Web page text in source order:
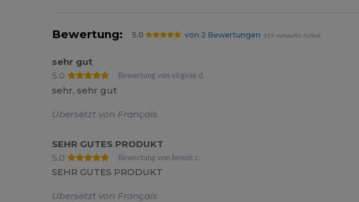
Bewertung: 5.0 von 2 Bewertungen 619 verkaufte Artikel
sehr gut
5.0
Bewertung von virginie d.
sehr, sehr gut
Übersetzt von Français
SEHR GUTES PRODUKT
5.0
Bewertung von benoit c.
SEHR GUTES PRODUKT
Übersetzt von Français